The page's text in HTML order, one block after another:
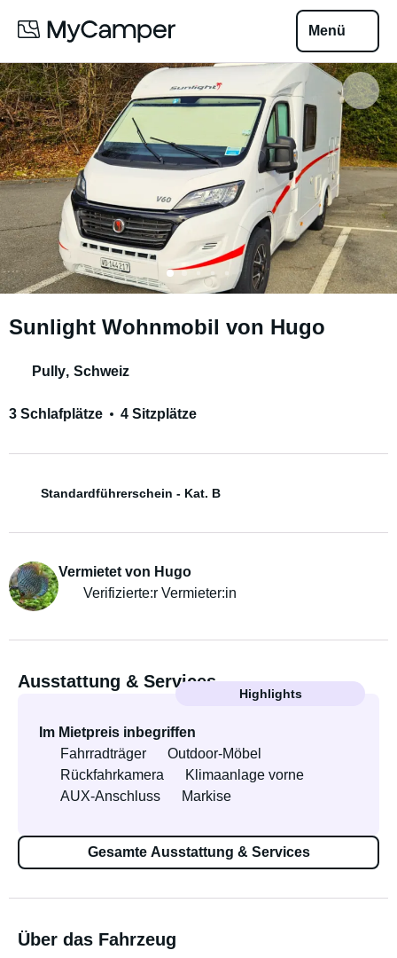
Menü
Sunlight Wohnmobil von Hugo
Pully, Schweiz
3 Schlafplätze 4 Sitzplätze
Standardführerschein - Kat. B
Vermietet von Hugo
Verifizierte:r Vermieter:in
Ausstattung & Services
Highlights
Im Mietpreis inbegriffen
Fahrradträger
Outdoor-Möbel
Rückfahrkamera
Klimaanlage vorne
AUX-Anschluss
Markise
Gesamte Ausstattung & Services
Über das Fahrzeug